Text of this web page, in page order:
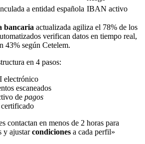
a entidad española IBAN activo
bancaria actualizada agiliza el 78% de los
verifican datos en tiempo real,
43% según Cetelem.
en 4 pasos:
electrónico
escaneados
de pagos
y ajustarcondiciones a cada perfil»